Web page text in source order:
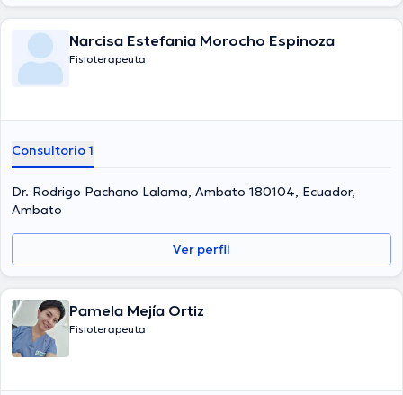
Narcisa Estefania Morocho Espinoza
Fisioterapeuta
Consultorio 1
Dr. Rodrigo Pachano Lalama, Ambato 180104, Ecuador,
Ambato
Ver perfil
Pamela Mejía Ortiz
Fisioterapeuta